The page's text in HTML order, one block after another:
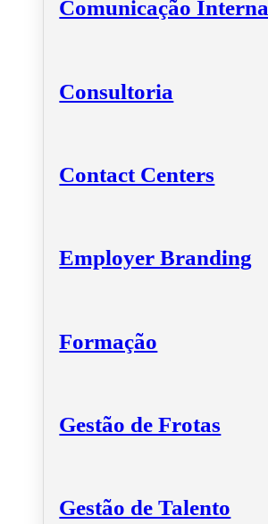
Comunicação Interna
Consultoria
Contact Centers
Employer Branding
Formação
Gestão de Frotas
Gestão de Talento